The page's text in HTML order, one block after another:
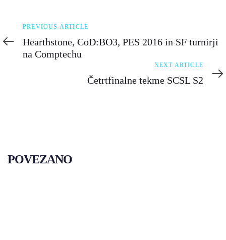
Previous
Article
PREVIOUS ARTICLE
Hearthstone, CoD:BO3, PES 2016 in SF turnirji
na Comptechu
Article
NEXT ARTICLE
Četrtfinalne tekme SCSL S2
POVEZANO